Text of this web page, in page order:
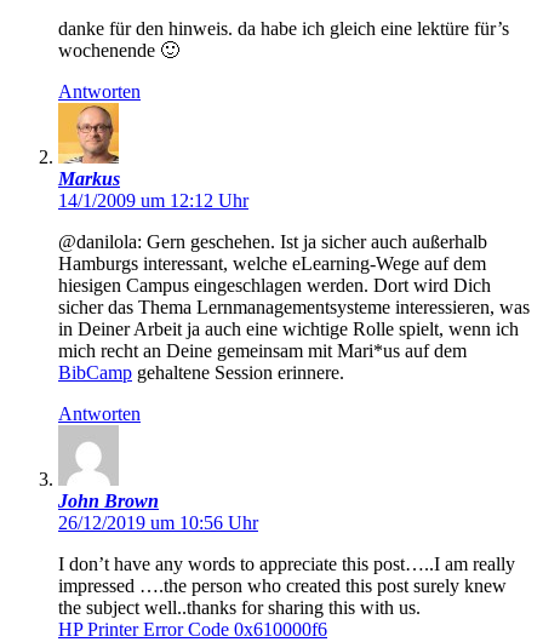
danke für den hinweis. da habe ich gleich eine lektüre für’s
wochenende 🙂
Antworten
Markus
14/1/2009 um 12:12 Uhr
@danilola: Gern geschehen. Ist ja sicher auch außerhalb
Hamburgs interessant, welche eLearning-Wege auf dem
hiesigen Campus eingeschlagen werden. Dort wird Dich
sicher das Thema Lernmanagementsysteme interessieren, was
in Deiner Arbeit ja auch eine wichtige Rolle spielt, wenn ich
mich recht an Deine gemeinsam mit Mari*us auf dem
BibCamp gehaltene Session erinnere.
Antworten
John Brown
26/12/2019 um 10:56 Uhr
I don’t have any words to appreciate this post…..I am really
impressed ….the person who created this post surely knew
the subject well..thanks for sharing this with us.
HP Printer Error Code 0x610000f6